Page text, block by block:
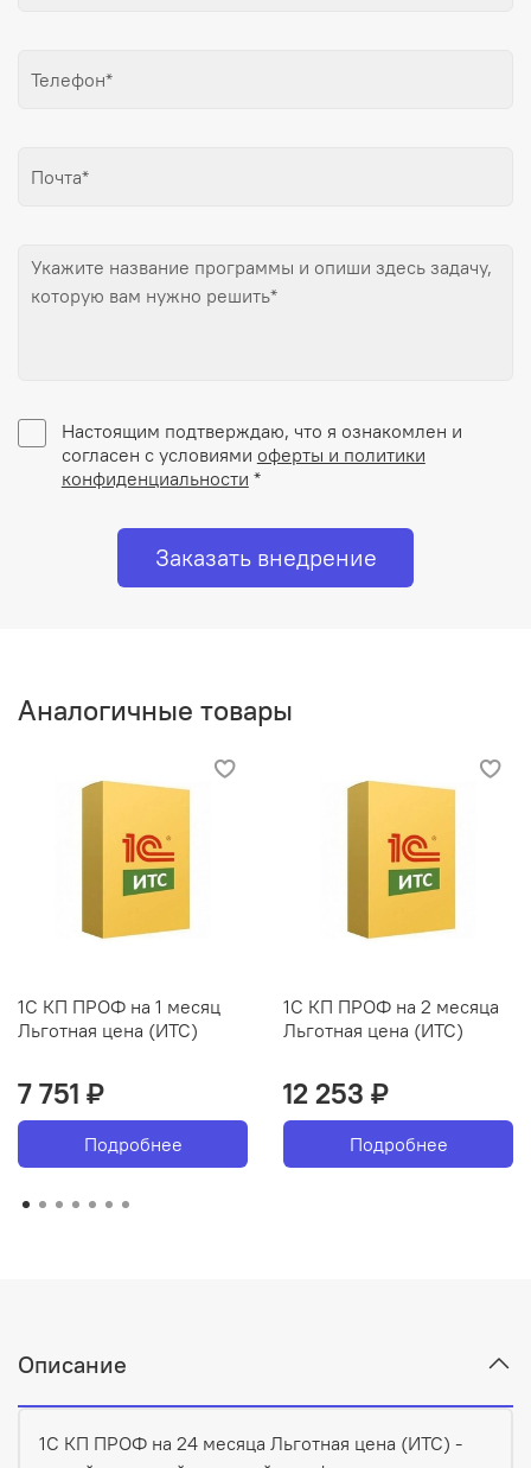
Настоящим подтверждаю, что я ознакомлен и
согласен с условиями оферты и политики
конфиденциальности *
Заказать внедрение
Аналогичные товары
1С КП ПРОФ на 1 месяц
Льготная цена (ИТС)
7 751 ₽
Подробнее
1С КП ПРОФ на 2 месяца
Льготная цена (ИТС)
12 253 ₽
Подробнее
Описание
1С КП ПРОФ на 24 месяца Льготная цена (ИТС) -